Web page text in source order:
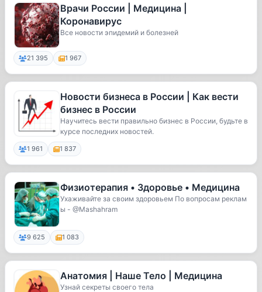
Врачи России | Медицина |
Коронавирус
Все новости эпидемий и болезней
21 395 1 967
Новости бизнеса в России | Как вести
бизнес в России
Научитесь вести правильно бизнес в России, будьте в
курсе последних новостей.
1 961 1 837
Физиотерапия • Здоровье • Медицина
Ухаживайте за своим здоровьем По вопросам реклам
ы - @Mashahram
9 625 1 083
Анатомия | Наше Тело | Медицина
Узнай секреты своего тела